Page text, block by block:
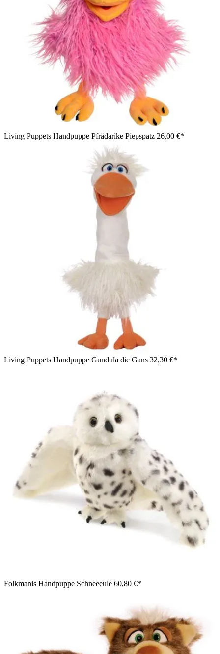
Living Puppets Handpuppe Pfrädarike Piepspatz 26,00 €*
Living Puppets Handpuppe Gundula die Gans 32,30 €*
Folkmanis Handpuppe Schneeeule 60,80 €*